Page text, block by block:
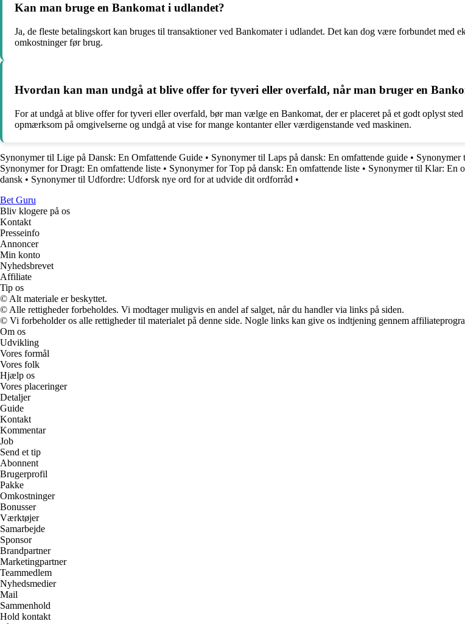
Kan man bruge en Bankomat i udlandet?
Ja, de fleste betalingskort kan bruges til transaktioner ved Bankomater i udlandet. Det kan dog være forbundet med
omkostninger før brug.
Hvordan kan man undgå at blive offer for tyveri eller overfald, når man bruger en
For at undgå at blive offer for tyveri eller overfald, bør man vælge en Bankomat, der er placeret på et godt oplyst
opmærksom på omgivelserne og undgå at vise for mange kontanter eller værdigenstande ved maskinen.
Synonymer til Lige på Dansk: En Omfattende Guide • Synonymer til Laps på dansk: En omfattende guide • Synonymer
Synonymer for Dragt: En omfattende liste • Synonymer for Top på dansk: En omfattende liste • Synonymer til Klar: En
dansk • Synonymer til Udfordre: Udforsk nye ord for at udvide dit ordforråd •
Bet Guru
Bliv klogere på os
Kontakt
Presseinfo
Annoncer
Min konto
Nyhedsbrevet
Affiliate
Tip os
© Alt materiale er beskyttet.
© Alle rettigheder forbeholdes. Vi modtager muligvis en andel af salget, når du handler via links på siden.
© Vi forbeholder os alle rettigheder til materialet på denne side. Nogle links kan give os indtjening gennem
Om os
Udvikling
Vores formål
Vores folk
Hjælp os
Vores placeringer
Detaljer
Guide
Kontakt
Kommentar
Job
Send et tip
Abonnent
Brugerprofil
Pakke
Omkostninger
Bonusser
Værktøjer
Samarbejde
Sponsor
Brandpartner
Marketingpartner
Teammedlem
Nyhedsmedier
Mail
Sammenhold
Hold kontakt